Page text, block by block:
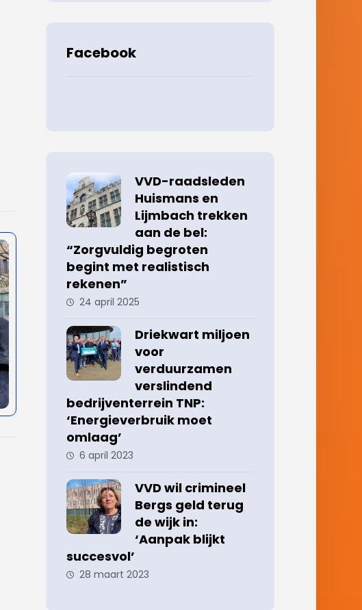
Facebook
VVD-raadsleden
Huismans en
Lijmbach trekken
aan de bel:
“Zorgvuldig begroten
begint met realistisch
rekenen”
24 april 2025
Driekwart miljoen
voor
verduurzamen
verslindend
bedrijventerrein TNP:
‘Energieverbruik moet
omlaag’
6 april 2023
VVD wil crimineel
Bergs geld terug
de wijk in:
‘Aanpak blijkt
succesvol’
28 maart 2023